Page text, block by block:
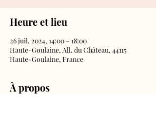
Heure et lieu
26 juil. 2024, 14:00 – 18:00
Haute-Goulaine, All. du Château, 44115
Haute-Goulaine, France
À propos